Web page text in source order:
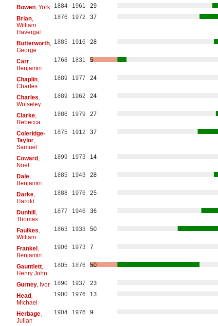
Bowen, York 1884 1961
29
Brian,
William
Havergal
1876 1972 37
Butterworth,
George
1885 1916 28
Carr,
Benjamin
1768 1831 5
Chaplin,
Charles
1889 1977 24
Charles
Wolseley
1889 1962 24
Clarke,
Rebecca
1886 1979 27
Coleridge-
Taylor,
Samuel
1875 1912 37
Coward,
Noel
1899 1973 14
Dale,
Benjamin
1885 1943 28
Darke,
Harold
1888 1976 25
Dunhill,
Thomas
1877 1946 36
Faulkes
William
1863 1933 50
Frankel,
Benjamin
1906 1973 7
Gauntlett,
Henry John
1805 1876 50
Gurney, Ivor 1890 1937
23
Head,
Michael
1900 1976 13
Herbage,
Julian
1904 1976 9